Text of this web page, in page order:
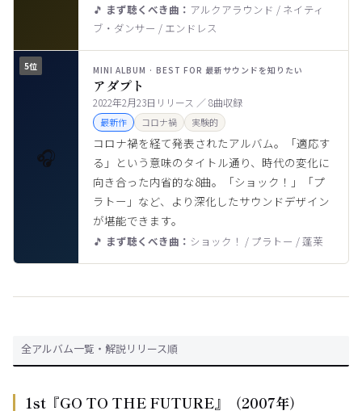
🎵 まず聴くべき曲： アルクアラウンド / ネイティ
ブ・ダンサー / エンドレス
5位
🎧
MINI ALBUM · BEST FOR 最新サウンドを知りたい
アダプト
2022年2月23日リリース ／ 8曲収録
最新作 コロナ禍 実験的
コロナ禍を経て発表されたアルバム。「適応す
る」という意味のタイトル通り、時代の変化に
向き合った内省的な8曲。「ショック！」「プ
ラトー」など、より深化したサウンドデザイン
が堪能できます。
🎵 まず聴くべき曲： ショック！ / プラトー / 蓬莱
全アルバム一覧・解説リリース順
1st『GO TO THE FUTURE』（2007年）